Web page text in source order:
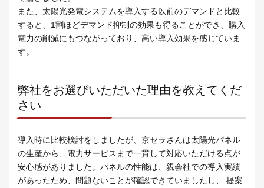
また、太陽光発電システムを導入する以前のデマンドと比較
すると、1割ほどデマンド抑制の効果も得ることができ、購入
電力の削減にもつながっており、高い導入効果を感じていま
す。
弊社をお選びいただいた理由を教えてくだ
さい
導入時に比較検討をしましたが、京セラさんは太陽光パネル
の生産から、電力サービスまで一貫して対応いただける点が
安心感がありました。パネルの性能は、親会社での導入実績
があったため、問題ないことが確認できていましたし、 提案